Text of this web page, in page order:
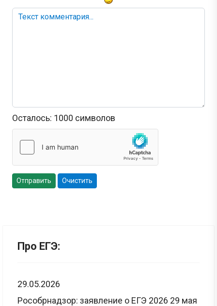
Осталось: 1000 символов
Отправить Очистить
Про ЕГЭ:
29.05.2026
Рособрнадзор: заявление о ЕГЭ 2026 29 мая